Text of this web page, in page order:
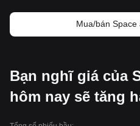
Mua/bán Space
Bạn nghĩ giá của
hôm nay sẽ tăng